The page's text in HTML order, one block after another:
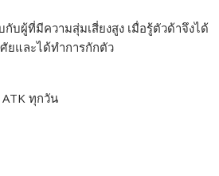
บผู้ที่มีความสุ่มเสี่ยงสูง เมื่อรู้ตัวด้าจึงได้
ยและได้ทำการกักตัว
ทุกวัน